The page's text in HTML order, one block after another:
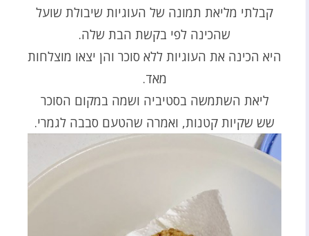
קבלתי מליאת תמונה של העוגיות שיבולת שועל
שהכינה לפי בקשת הבת שלה.
היא הכינה את העוגיות ללא סוכר והן יצאו מוצלחות
מאד.
ליאת השתמשה בסטיביה ושמה במקום הסוכר
שש שקיות קטנות, ואמרה שהטעם סבבה לגמרי.